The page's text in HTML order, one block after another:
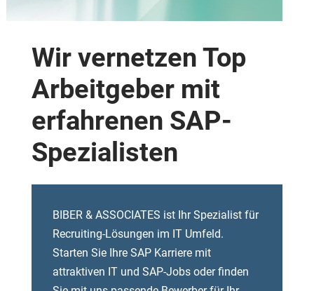
Wir vernetzen Top
Arbeitgeber mit
erfahrenen SAP-
Spezialisten
BIBER & ASSOCIATES ist Ihr Spezialist für
Recruiting-Lösungen im IT Umfeld.
Starten Sie Ihre SAP Karriere mit
attraktiven IT und SAP-Jobs oder finden